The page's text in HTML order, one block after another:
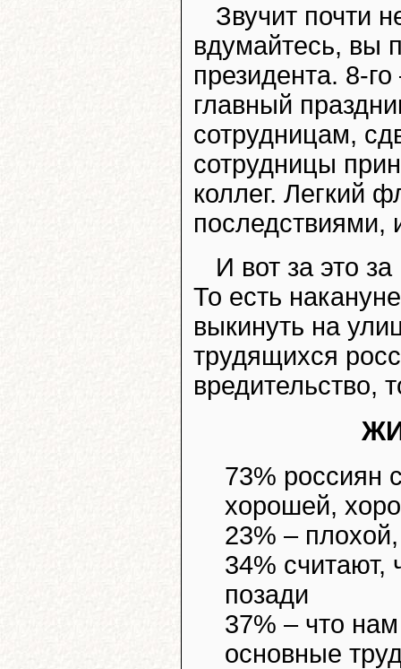
Звучит почти
вдумайтесь, вы
президента. 8-
главный
сотрудницам,
сотрудницы
коллег. Легкий
последствиями,
И вот за это
То есть
выкинуть на
трудящихся
вредительство,
73% россиян
хорошей,
23% –
34%
позади
37% – что
основные